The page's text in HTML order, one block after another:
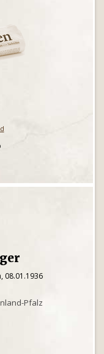
08.01.1936
Pfalz